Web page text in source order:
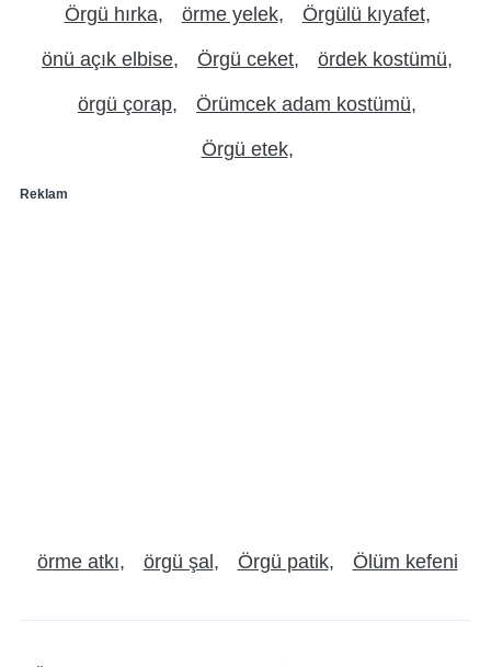
Örgü hırka örme yelek Örgülü kıyafet
önü açık elbise Örgü ceket ördek kostümü
örgü çorap Örümcek adam kostümü
Örgü etek
Reklam
örme atkı örgü şal Örgü patik Ölüm kefeni